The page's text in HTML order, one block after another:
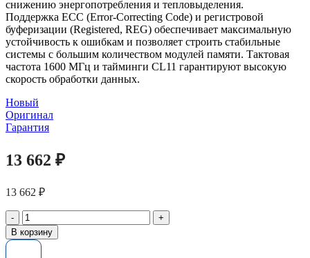
снижению энергопотребления и тепловыделения.
Поддержка ECC (Error-Correcting Code) и регистровой
буферизации (Registered, REG) обеспечивает максимальную
устойчивость к ошибкам и позволяет строить стабильные
системы с большим количеством модулей памяти. Тактовая
частота 1600 МГц и тайминги CL11 гарантируют высокую
скорость обработки данных.
Новый
Оригинал
Гарантия
13 662 ₽
13 662 ₽
Количество
товара
Модуль
В корзину